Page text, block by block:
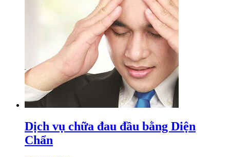
Dịch vụ chữa đau đầu bằng Diện
Chẩn